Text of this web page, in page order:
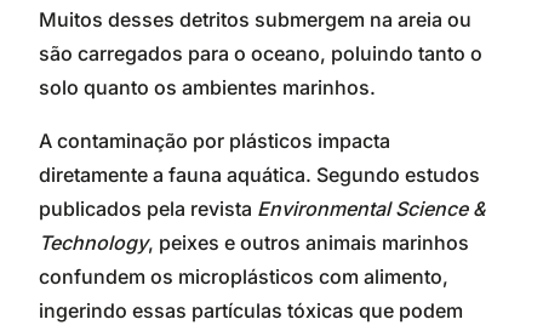
Muitos desses detritos submergem na areia ou
são carregados para o oceano, poluindo tanto o
solo quanto os ambientes marinhos.
A contaminação por plásticos impacta
diretamente a fauna aquática. Segundo estudos
publicados pela revista Environmental Science &
Technology, peixes e outros animais marinhos
confundem os microplásticos com alimento,
ingerindo essas partículas tóxicas que podem